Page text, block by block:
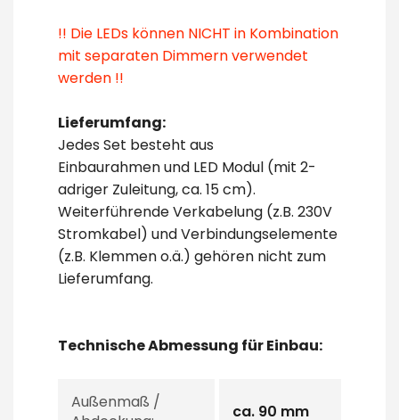
!! Die LEDs können NICHT in Kombination
mit separaten Dimmern verwendet
werden !!
Lieferumfang:
Jedes Set besteht aus
Einbaurahmen und LED Modul (mit 2-
adriger Zuleitung, ca. 15 cm).
Weiterführende Verkabelung (z.B. 230V
Stromkabel) und Verbindungselemente
(z.B. Klemmen o.ä.) gehören nicht zum
Lieferumfang.
Technische Abmessung für Einbau:
Außenmaß /
ca. 90 mm